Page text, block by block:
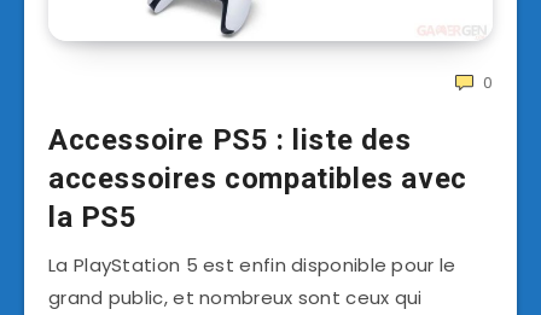
0
Accessoire PS5 : liste des
accessoires compatibles avec
la PS5
La PlayStation 5 est enfin disponible pour le
grand public, et nombreux sont ceux qui